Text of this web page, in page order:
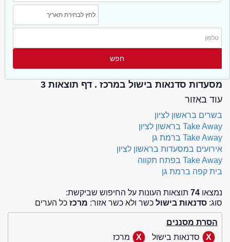
מסעדות סדנאות בישול במרכז . דף תוצאות 3
עוד באזור
בשרים בראשון לציון
Take Away בראשון לציון
Take Away ברמת גן
אירועים במסעדות בראשון לציון
Take Away בפתח תקווה
בית קפה ברמת גן
נמצאו 74 תוצאות העונות על החיפוש שביקשת:
סוג: סדנאות בישול כשר ולא כשר אזור: מרכז כל הערים
הסרת מסננים
סדנאות בישול
מרכז